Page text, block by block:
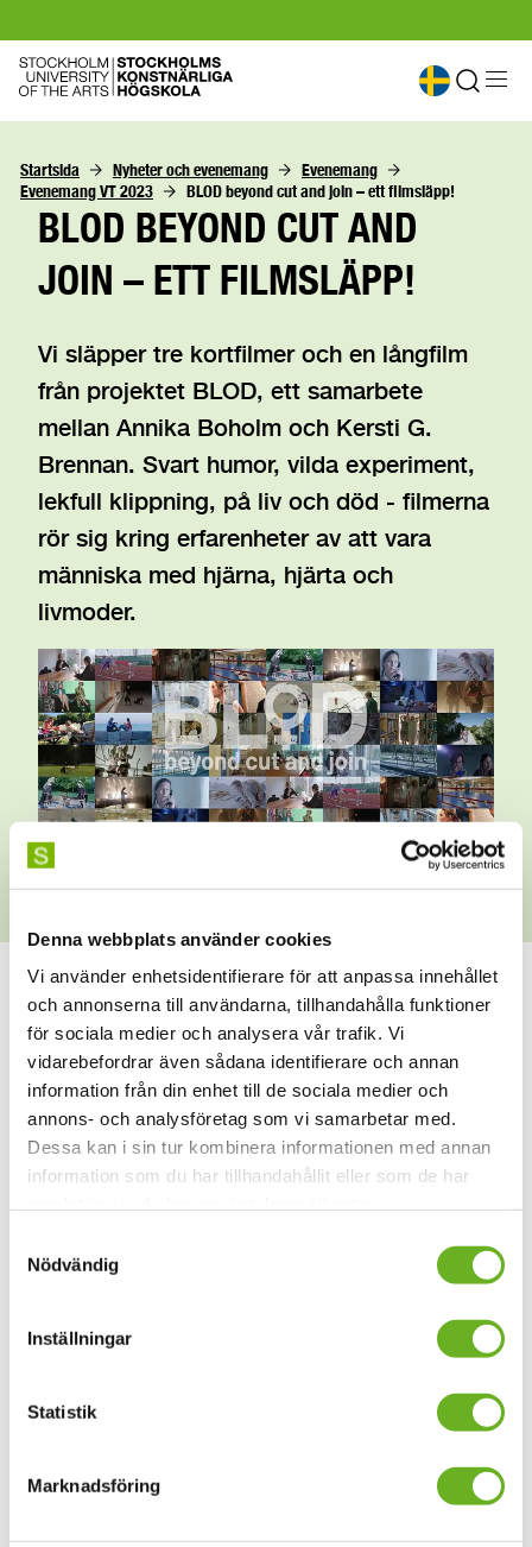
Denna webbplats använder cookies
Vi använder enhetsidentifierare för att anpassa innehållet
och annonserna till användarna, tillhandahålla funktioner
för sociala medier och analysera vår trafik. Vi
vidarebefordrar även sådana identifierare och annan
information från din enhet till de sociala medier och
annons- och analysföretag som vi samarbetar med.
Dessa kan i sin tur kombinera informationen med annan
information som du har tillhandahållit eller som de har
Nödvändig
Inställningar
Statistik
Marknadsföring
Startsida Nyheter och evenemang
Evenemang
Evenemang VT 2023
BLOD beyond cut and join – ett filmsläpp!
BLOD BEYOND CUT AND
JOIN – ETT FILMSLÄPP!
Vi släpper tre kortfilmer och en långfilm
från projektet BLOD, ett samarbete
mellan Annika Boholm och Kersti G.
Brennan. Svart humor, vilda experiment,
lekfull klippning, på liv och död - filmerna
rör sig kring erfarenheter av att vara
människa med hjärna, hjärta och
livmoder.
Information
Passerade datum
2023fredag 24 mars, 17.30-20.30
Pris:Fri entré!